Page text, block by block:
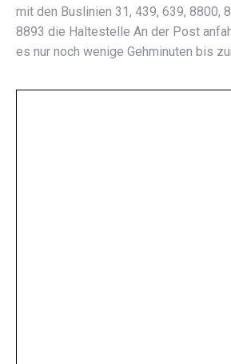
mit den Buslinien 31, 439, 639, 8800,
8893 die Haltestelle An der Post
es nur noch wenige Gehminuten bis